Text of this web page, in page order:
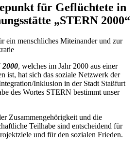
für Geflüchtete in
„STERN 2000“
ein menschliches Miteinander und zur
2000, welches im Jahr 2000 aus einer
ist, hat sich das soziale Netzwerk der
Inklusion in der Stadt Staßfurt
des Wortes STERN bestimmt unser
Zusammengehörigkeit und die
Teilhabe sind entscheidend für
und für den sozialen Frieden.